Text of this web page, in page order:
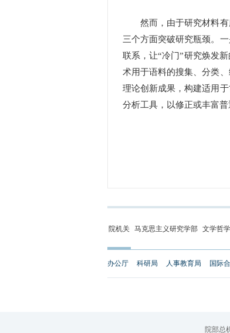
然而，由于研究材料有
三个方面突破研究瓶颈。
联系，让“冷门”研究焕发
术用于语料的搜集、分类
理论创新成果，构建适用
分析工具，以修正或丰富
院机关 马克思主义研究学部 文学哲
办公厅 科研局 人事教育局 国际
院部总